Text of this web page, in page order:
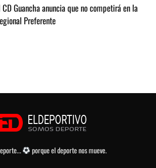
CD Guancha anuncia que no competirá en la
Preferente
porque el deporte nos mueve.